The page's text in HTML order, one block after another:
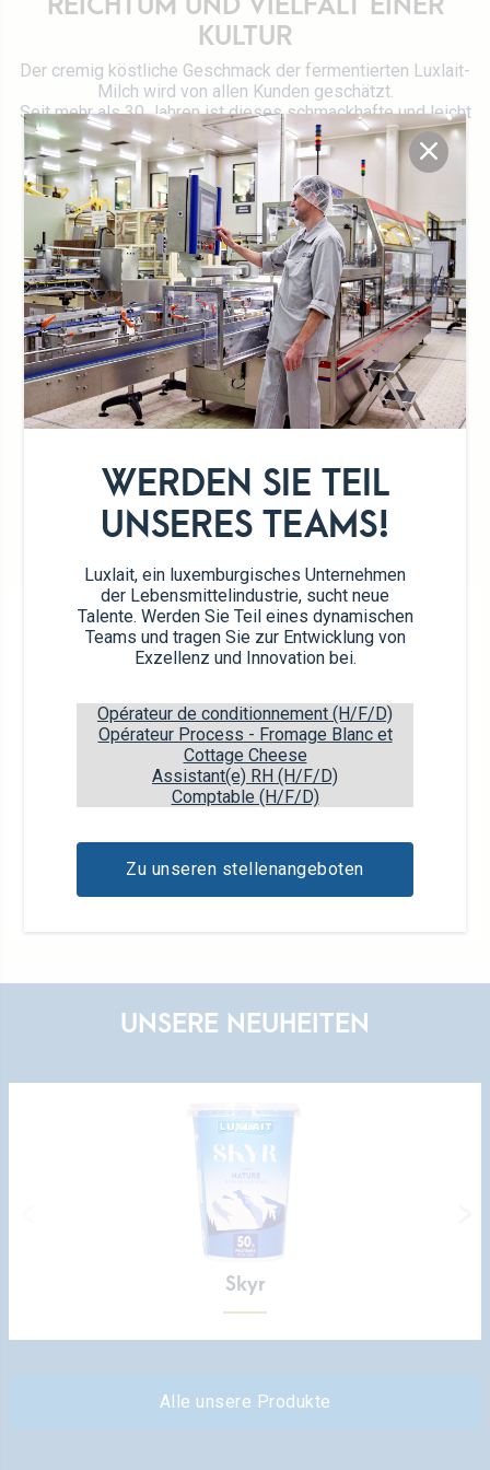
WERDEN SIE TEIL
UNSERES TEAMS!
Luxlait, ein luxemburgisches Unternehmen
der Lebensmittelindustrie, sucht neue
Talente. Werden Sie Teil eines dynamischen
Teams und tragen Sie zur Entwicklung von
Exzellenz und Innovation bei.
Opérateur de conditionnement (H/F/D)
Opérateur Process - Fromage Blanc et
Cottage Cheese
Assistant(e) RH (H/F/D)
Comptable (H/F/D)
Zu unseren stellenangeboten
KULTUR
Der cremig köstliche Geschmack der fermentierten Luxlait-
Milch wird von allen Kunden geschätzt.
Seit mehr als 30 Jahren ist dieses schmackhafte und leicht
säuerliche Getränk die Nummer eins in Europa.
100% natürlich Halal
Cremige Konsistenz
UNSER SORTIMENT
Fermentierte Milch
1L
UNSERE NEUHEITEN
Skyr
Alle unsere Produkte